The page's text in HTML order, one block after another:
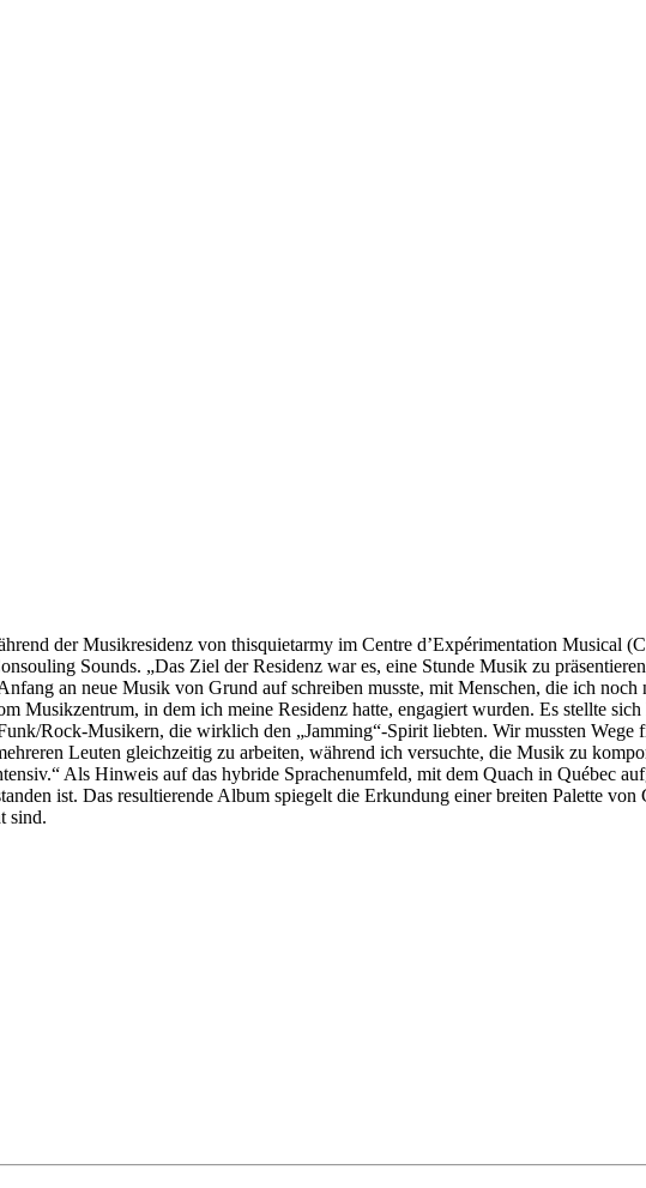
der Musikresidenz von thisquietarmy im Centre d’Expérimentation Musical
Sounds. „Das Ziel der Residenz war es, eine Stunde Musik zu
an neue Musik von Grund auf schreiben musste, mit Menschen, die ich
Musikzentrum, in dem ich meine Residenz hatte, engagiert wurden. Es stellte
Rock-Musikern, die wirklich den „Jamming“-Spirit liebten. Wir mussten Wege
Leuten gleichzeitig zu arbeiten, während ich versuchte, die Musik zu
Als Hinweis auf das hybride Sprachenumfeld, mit dem Quach in Québec
ist. Das resultierende Album spiegelt die Erkundung einer breiten Palette
sind.